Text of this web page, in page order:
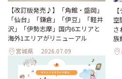
【改訂版発売♪】「角館・盛岡」
「仙台」「鎌倉」「伊豆」「軽井
沢」「伊勢志摩」国内6エリアと
海外1エリアがリニューアル
宮城県 2026.07.09
空
さ
族